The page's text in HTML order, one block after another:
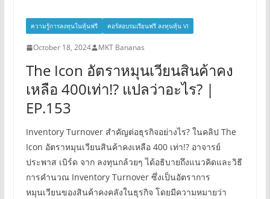
ความรู้การลงทุนในหุ้นฟรี คอร์สอบรมเรียนฟรี ลงทุนหุ้น VI
October 18, 2024 MKT Bananas
The Icon อัตราหมุนเวียนสินค้าคง
เหลือ 400เท่า!? แปลว่าอะไร? |
EP.153
Inventory Turnover สำคัญต่อธุรกิจอย่างไร? ในคลิป The
Icon อัตราหมุนเวียนสินค้าคงเหลือ 400 เท่า!? อาจารย์
ประพาส เบิร์ด จาก ลงทุนกล้วยๆ ได้อธิบายถึงแนวคิดและวิธี
การคำนวณ Inventory Turnover ซึ่งเป็นอัตราการ
หมุนเวียนของสินค้าคงคลังในธุรกิจ โดยมีความหมายว่า